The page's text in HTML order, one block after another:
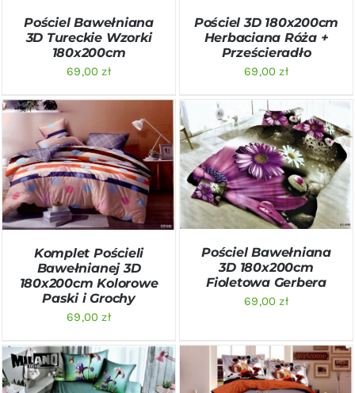
Pościel Bawełniana
3D Tureckie Wzorki
180x200cm
69,00zł
Pościel 3D 180x200cm
Herbaciana Róża +
Prześcieradło
69,00zł
DODAJ DO KOSZYKA
/
SZCZEGÓŁY
Komplet Pościeli
Bawełnianej 3D
180x200cm Kolorowe
Paski i Grochy
69,00zł
DODAJ DO KOSZYKA
/
SZCZEGÓŁY
Pościel Bawełniana
3D 180x200cm
Fioletowa Gerbera
69,00zł